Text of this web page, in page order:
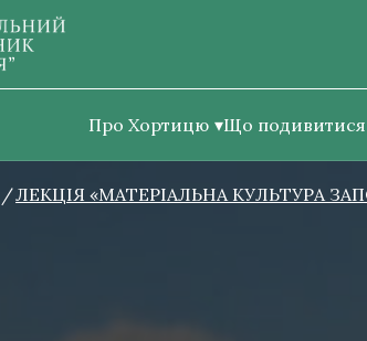
Про Хортицю Що подивитися
ЛЕКЦІЯ «МАТЕРІАЛЬНА КУЛЬТУРА